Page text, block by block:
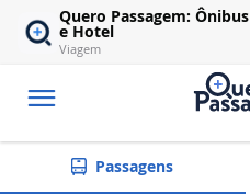
Quero Passagem: Ônibus
e Hotel
Viagem
Passagens